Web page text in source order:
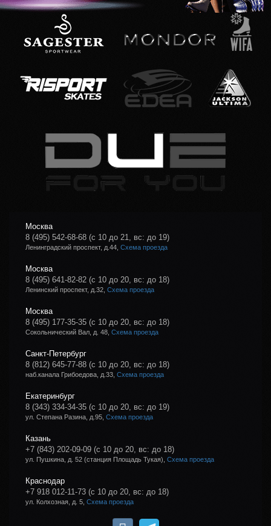
Москва
8 (495) 542-68-68 (с 10 до 21, вс: до 19)
Ленинградский проспект, д.44, Схема проезда
Москва
8 (495) 641-82-82 (с 10 до 20, вс: до 18)
Ленинский проспект, д.32, Схема проезда
Москва
8 (495) 177-35-35 (с 10 до 20, вс: до 18)
Сокольнический Вал, д. 48, Схема проезда
Санкт-Петербург
8 (812) 645-77-88 (с 10 до 20, вс: до 18)
наб.канала Грибоедова, д.33, Схема проезда
Екатеринбург
8 (343) 334-34-35 (с 10 до 20, вс: до 19)
ул. Степана Разина, д.95, Схема проезда
Казань
+7 (843) 202-09-09 (с 10 до 20, вс: до 18)
ул. Пушкина, д. 52 (станция Площадь Тукая), Схема проезда
Краснодар
+7 918 012-11-73 (с 10 до 20, вс: до 18)
ул. Колхозная, д. 5, Схема проезда